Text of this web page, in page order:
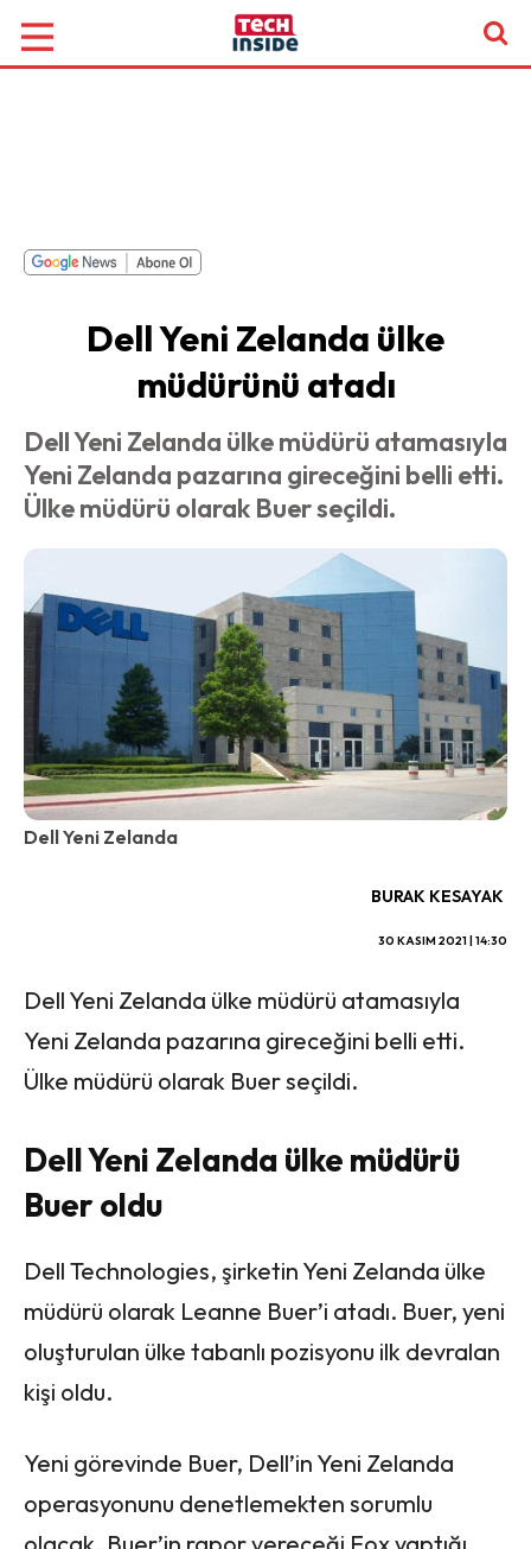
Dell Yeni Zelanda ülke
müdürünü atadı
Dell Yeni Zelanda ülke müdürü atamasıyla
Yeni Zelanda pazarına gireceğini belli etti.
Ülke müdürü olarak Buer seçildi.
Dell Yeni Zelanda
BURAK KESAYAK
30 KASIM 2021 | 14:30
Dell Yeni Zelanda ülke müdürü atamasıyla
Yeni Zelanda pazarına gireceğini belli etti.
Ülke müdürü olarak Buer seçildi.
Dell Yeni Zelanda ülke müdürü
Buer oldu
Dell Technologies, şirketin Yeni Zelanda ülke
müdürü olarak Leanne Buer’i atadı. Buer, yeni
oluşturulan ülke tabanlı pozisyonu ilk devralan
kişi oldu.
Yeni görevinde Buer, Dell’in Yeni Zelanda
operasyonunu denetlemekten sorumlu